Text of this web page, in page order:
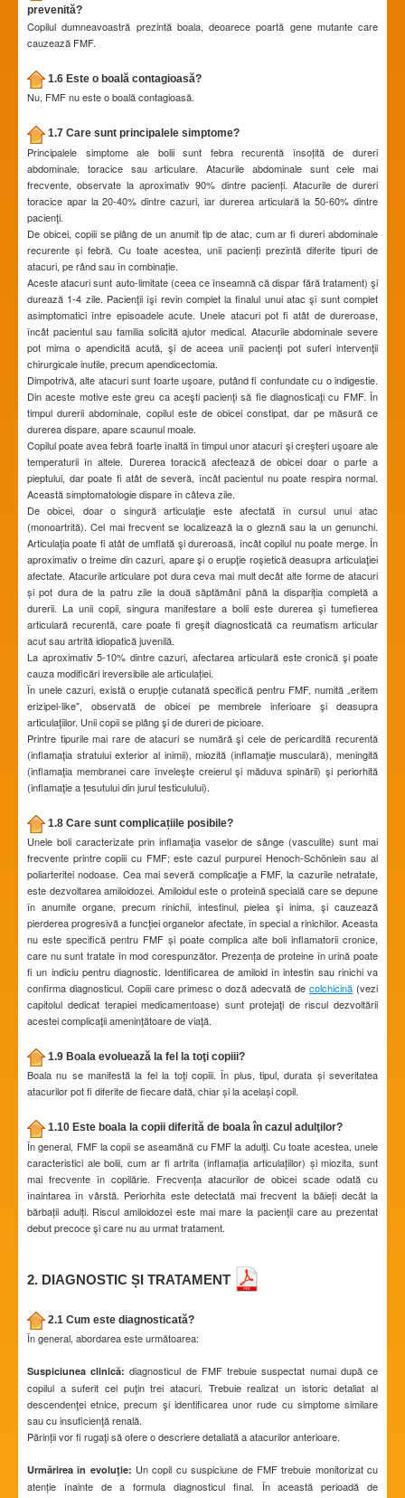
prevenită?
Copilul dumneavoastră prezintă boala, deoarece poartă gene mutante care
cauzează FMF.
1.6 Este o boală contagioasă?
Nu, FMF nu este o boală contagioasă.
1.7 Care sunt principalele simptome?
Principalele simptome ale bolii sunt febra recurentă însoțită de dureri
abdominale, toracice sau articulare. Atacurile abdominale sunt cele mai
frecvente, observate la aproximativ 90% dintre pacienți. Atacurile de dureri
toracice apar la 20-40% dintre cazuri, iar durerea articulară la 50-60% dintre
pacienţi.
De obicei, copiii se plâng de un anumit tip de atac, cum ar fi dureri abdominale
recurente și febră. Cu toate acestea, unii pacienți prezintă diferite tipuri de
atacuri, pe rând sau în combinație.
Aceste atacuri sunt auto-limitate (ceea ce înseamnă că dispar fără tratament) şi
durează 1-4 zile. Pacienţii îşi revin complet la finalul unui atac şi sunt complet
asimptomatici între episoadele acute. Unele atacuri pot fi atât de dureroase,
încât pacientul sau familia solicită ajutor medical. Atacurile abdominale severe
pot mima o apendicită acută, şi de aceea unii pacienţi pot suferi intervenţii
chirurgicale inutile, precum apendicectomia.
Dimpotrivă, alte atacuri sunt foarte uşoare, putând fi confundate cu o indigestie.
Din aceste motive este greu ca aceşti pacienţi să fie diagnosticaţi cu FMF. În
timpul durerii abdominale, copilul este de obicei constipat, dar pe măsură ce
durerea dispare, apare scaunul moale.
Copilul poate avea febră foarte înaltă în timpul unor atacuri şi creşteri uşoare ale
temperaturii în altele. Durerea toracică afectează de obicei doar o parte a
pieptului, dar poate fi atât de severă, încât pacientul nu poate respira normal.
Această simptomatologie dispare în câteva zile.
De obicei, doar o singură articulaţie este afectată în cursul unui atac
(monoartrită). Cel mai frecvent se localizează la o gleznă sau la un genunchi.
Articulaţia poate fi atât de umflată şi dureroasă, încât copilul nu poate merge. În
aproximativ o treime din cazuri, apare şi o erupţie roşietică deasupra articulaţiei
afectate. Atacurile articulare pot dura ceva mai mult decât alte forme de atacuri
și pot dura de la patru zile la două săptămâni până la dispariția completă a
durerii. La unii copii, singura manifestare a bolii este durerea şi tumefierea
articulară recurentă, care poate fi greşit diagnosticată ca reumatism articular
acut sau artrită idiopatică juvenilă.
La aproximativ 5-10% dintre cazuri, afectarea articulară este cronică şi poate
cauza modificări ireversibile ale articulației.
În unele cazuri, există o erupţie cutanată specifică pentru FMF, numită „eritem
erizipel-like", observată de obicei pe membrele inferioare şi deasupra
articulaţiilor. Unii copii se plâng şi de dureri de picioare.
Printre tipurile mai rare de atacuri se numără şi cele de pericardită recurentă
(inflamaţia stratului exterior al inimii), miozită (inflamaţie musculară), meningită
(inflamaţia membranei care înveleşte creierul şi măduva spinării) şi periorhită
(inflamaţie a țesutului din jurul testiculului).
1.8 Care sunt complicațiile posibile?
Unele boli caracterizate prin inflamaţia vaselor de sânge (vasculite) sunt mai
frecvente printre copiii cu FMF; este cazul purpurei Henoch-Schönlein sau al
poliarteritei nodoase. Cea mai severă complicaţie a FMF, la cazurile netratate,
este dezvoltarea amiloidozei. Amiloidul este o proteină specială care se depune
în anumite organe, precum rinichii, intestinul, pielea şi inima, şi cauzează
pierderea progresivă a funcţiei organelor afectate, în special a rinichilor. Aceasta
nu este specifică pentru FMF și poate complica alte boli inflamatorii cronice,
care nu sunt tratate în mod corespunzător. Prezența de proteine în urină poate
fi un indiciu pentru diagnostic. Identificarea de amiloid în intestin sau rinichi va
confirma diagnosticul. Copiii care primesc o doză adecvată decolchicină (vezi
capitolul dedicat terapiei medicamentoase) sunt protejaţi de riscul dezvoltării
acestei complicaţii ameninţătoare de viaţă.
1.9 Boala evoluează la fel la toţi copiii?
Boala nu se manifestă la fel la toţi copiii. În plus, tipul, durata și severitatea
atacurilor pot fi diferite de fiecare dată, chiar și la același copil.
1.10 Este boala la copii diferită de boala în cazul adulţilor?
În general, FMF la copii se aseamănă cu FMF la adulţi. Cu toate acestea, unele
caracteristici ale bolii, cum ar fi artrita (inflamația articulațiilor) și miozita, sunt
mai frecvente în copilărie. Frecvența atacurilor de obicei scade odată cu
înaintarea în vârstă. Periorhita este detectată mai frecvent la băieți decât la
bărbații adulți. Riscul amiloidozei este mai mare la pacienţii care au prezentat
debut precoce şi care nu au urmat tratament.
2. DIAGNOSTIC ȘI TRATAMENT
2.1 Cum este diagnosticată?
În general, abordarea este următoarea:
Suspiciunea clinică:diagnosticul de FMF trebuie suspectat numai după ce
copilul a suferit cel puţin trei atacuri. Trebuie realizat un istoric detaliat al
descendenţei etnice, precum şi identificarea unor rude cu simptome similare
sau cu insuficienţă renală.
Părinții vor fi rugaţi să ofere o descriere detaliată a atacurilor anterioare.
Urmărirea în evoluţie: Un copil cu suspiciune de FMF trebuie monitorizat cu
atenție înainte de a formula diagnosticul final. În această perioadă de